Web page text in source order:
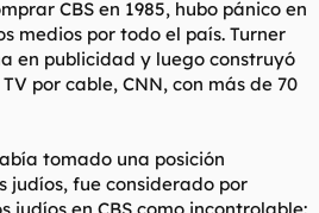
CBS en 1985, hubo pánico en
medios por todo el país. Turner
en publicidad y luego construyó
por cable, CNN, con más de 70
tomado una posición
judíos, fue considerado por
judíos en CBS como incontrolable: